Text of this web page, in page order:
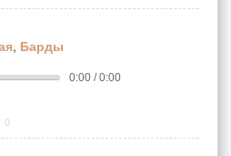
, Барды
0:00 / 0:00
0